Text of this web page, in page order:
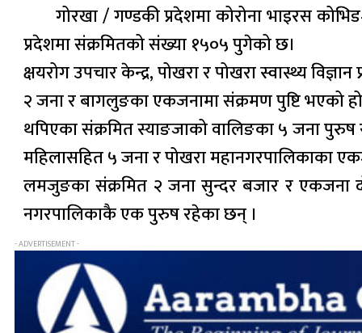
गोरखा / गण्डकी प्रदेशमा कोरोना भाइरस
प्रदेशमा संक्रमितको संख्या १५०५ पुगेको छ।
क्षयरोग उपचार केन्द्र, पोखरा र पोखरा स्वास्थ्य
२ जना र बागलुङका एकजनामा संक्रमण पुष्टि भएको
थपिएका संक्रमित स्याङजाको वालिङका ५ जना
महिलासहित ५ जना र पोखरा महानगरपालिकाका
लमजुङका संक्रमित २ जना सुन्दर बजार र एकजना
नगरपालिकाकै एक पुरुष रहेका छन् ।
- ADVERTISEMENT -